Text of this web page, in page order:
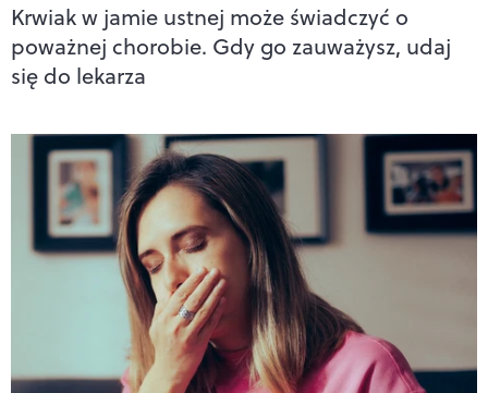
Krwiak w jamie ustnej może świadczyć o
poważnej chorobie. Gdy go zauważysz, udaj
się do lekarza